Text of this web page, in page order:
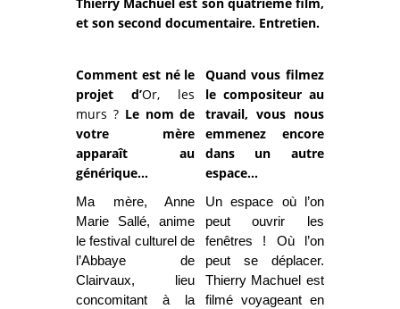
Thierry Machuel est son quatrième film,
et son second documentaire. Entretien.
Comment est né le
projet d’Or, les
murs ? Le nom de
votre mère
apparaît au
générique…
Ma mère, Anne
Marie Sallé, anime
le festival culturel de
l’Abbaye de
Clairvaux, lieu
concomitant à la
Quand vous filmez
le compositeur au
travail, vous nous
emmenez encore
dans un autre
espace…
Un espace où l’on
peut ouvrir les
fenêtres ! Où l’on
peut se déplacer.
Thierry Machuel est
filmé voyageant en